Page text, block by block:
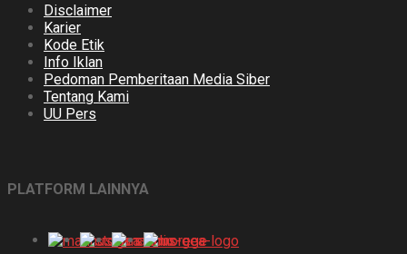
Disclaimer
Karier
Kode Etik
Info Iklan
Pedoman Pemberitaan Media Siber
Tentang Kami
UU Pers
PLATFORM LAINNYA